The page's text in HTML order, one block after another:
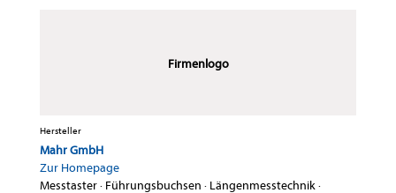
Firmenlogo
Hersteller
Mahr GmbH
Zur Homepage
Messtaster· Führungsbuchsen · Längenmesstechnik·